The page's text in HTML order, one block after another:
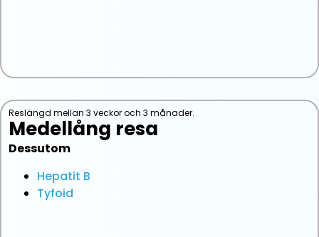
Reslängd mellan 3 veckor och 3 månader.
Medellång resa
Dessutom
Hepatit B
Tyfoid